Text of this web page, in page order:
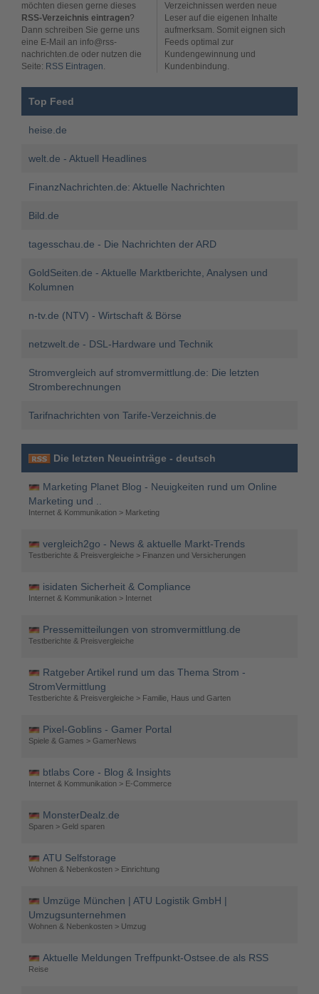
möchten diesen gerne dieses
RSS-Verzeichnis eintragen?
Dann schreiben Sie gerne uns
eine E-Mail an info@rss-
nachrichten.de oder nutzen die
Seite: RSS Eintragen.
Verzeichnissen werden neue
Leser auf die eigenen Inhalte
aufmerksam. Somit eignen sich
Feeds optimal zur
Kundengewinnung und
Kundenbindung.
Top Feed
heise.de
welt.de - Aktuell Headlines
FinanzNachrichten.de: Aktuelle Nachrichten
Bild.de
tagesschau.de - Die Nachrichten der ARD
GoldSeiten.de - Aktuelle Marktberichte, Analysen und
Kolumnen
n-tv.de (NTV) - Wirtschaft & Börse
netzwelt.de - DSL-Hardware und Technik
Stromvergleich auf stromvermittlung.de: Die letzten
Stromberechnungen
Tarifnachrichten von Tarife-Verzeichnis.de
Die letzten Neueinträge - deutsch
Marketing Planet Blog - Neuigkeiten rund um Online
Marketing und ..
Internet & Kommunikation > Marketing
vergleich2go - News & aktuelle Markt-Trends
Testberichte & Preisvergleiche > Finanzen und Versicherungen
isidaten Sicherheit & Compliance
Internet & Kommunikation > Internet
Pressemitteilungen von stromvermittlung.de
Testberichte & Preisvergleiche
Ratgeber Artikel rund um das Thema Strom -
StromVermittlung
Testberichte & Preisvergleiche > Familie, Haus und Garten
Pixel-Goblins - Gamer Portal
Spiele & Games > GamerNews
btlabs Core - Blog & Insights
Internet & Kommunikation > E-Commerce
MonsterDealz.de
Sparen > Geld sparen
ATU Selfstorage
Wohnen & Nebenkosten > Einrichtung
Umzüge München | ATU Logistik GmbH |
Umzugsunternehmen
Wohnen & Nebenkosten > Umzug
Aktuelle Meldungen Treffpunkt-Ostsee.de als RSS
Reise